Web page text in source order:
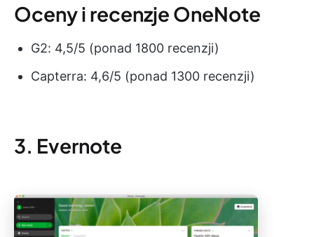
Oceny i recenzje OneNote
G2: 4,5/5 (ponad 1800 recenzji)
Capterra: 4,6/5 (ponad 1300 recenzji)
3. Evernote